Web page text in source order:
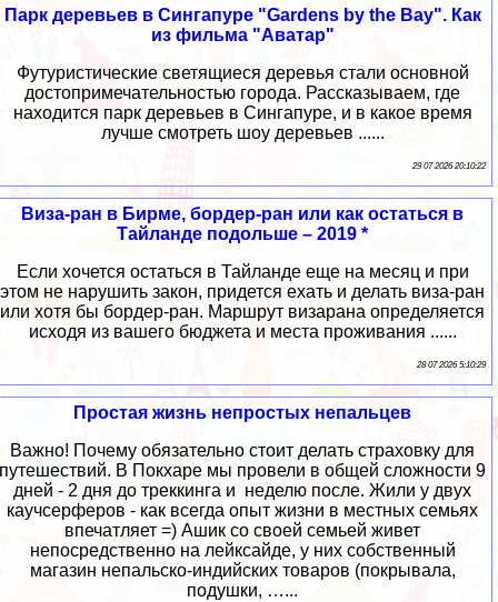
Парк деревьев в Сингапуре "Gardens by the Bay". Как
из фильма "Аватар"
Футуристические светящиеся деревья стали основной
достопримечательностью города. Рассказываем, где
находится парк деревьев в Сингапуре, и в какое время
лучше смотреть шоу деревьев ......
29 07 2026 20:10:22
Виза-ран в Бирме, бордер-ран или как остаться в
Тайланде подольше – 2019 *
Если хочется остаться в Тайланде еще на месяц и при
этом не нарушить закон, придется ехать и делать виза-ран
или хотя бы бордер-ран. Маршрут визарана определяется
исходя из вашего бюджета и места проживания ......
28 07 2026 5:10:29
Простая жизнь непростых непальцев
Важно! Почему обязательно стоит делать страховку для
путешествий. В Покхаре мы провели в общей сложности 9
дней - 2 дня до треккинга и неделю после. Жили у двух
каучсерферов - как всегда опыт жизни в местных семьях
впечатляет =) Ашик со своей семьей живет
непосредственно на лейксайде, у них собственный
магазин непальско-индийских товаров (покрывала,
подушки, …...